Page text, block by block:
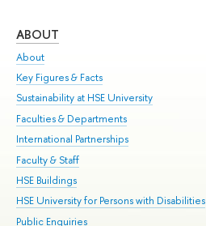
ABOUT
About
Key Figures & Facts
Sustainability at HSE University
Faculties & Departments
International Partnerships
Faculty & Staff
HSE Buildings
HSE University for Persons with Disabilities
Public Enquiries